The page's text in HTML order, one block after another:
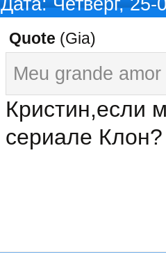
Дата: Четверг,
Quote (Gia)
Meu grande amor
Кристин,если
сериале